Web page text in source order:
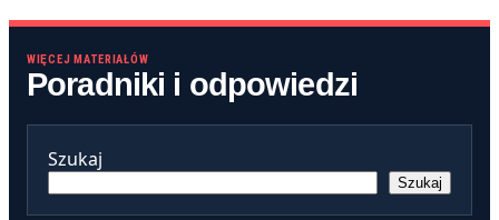
WIĘCEJ MATERIAŁÓW
Poradniki i odpowiedzi
Szukaj
Szukaj